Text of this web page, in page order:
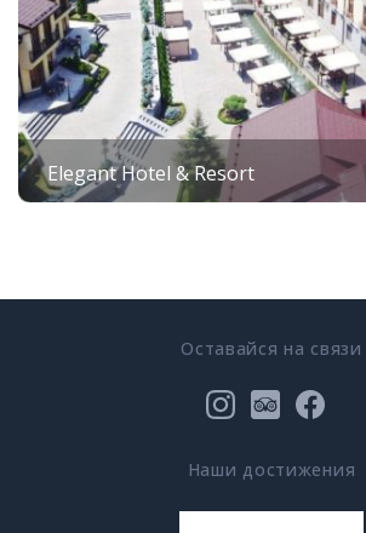
Elegant Hotel & Resort
Оставайся на связи
Наши достижения